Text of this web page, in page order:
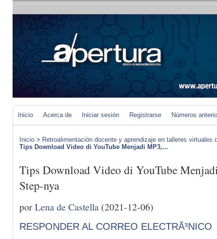
Inicio Acerca de Iniciar sesión Registrarse Números
Inicio > Retroalimentación docente y aprendizaje en talleres virtuales
Tips Download Video di YouTube Menjadi MP3,...
Tips Download Video di YouTube
Step-nya
porLena de Castella (2021-12-06)
RESPONDER AL CORREO ELECTRÃ³NICO